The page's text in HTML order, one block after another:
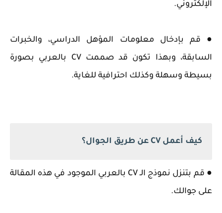
الإلكتروني.
● قم بإدخال معلومات المؤهل الدراسي، والخبرات
السابقة، وبهذا تكون قد صممت CV بالعربي بصورة
بسيطة وسهلة وكذلك احترافية للغاية.
كيف أعمل CV عن طريق الجوال؟
● قم بتنزل نموذج الـ CV بالعربي الموجود في هذه المقالة
على جوالك.